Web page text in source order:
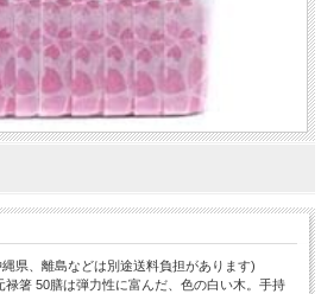
縄県、離島などは別途送料負担があります)
箸 50膳は弾力性に富んだ、色の白い木。手持